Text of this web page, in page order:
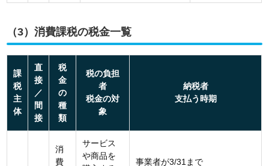
（3）消費課税の税金一覧
課
税
主
体
直
接
／
間
接
税
金
の
種
類
税の負担
者
税金の対
象
納税者
支払う時期
消
費
サービス
や商品を
事業者が3/31まで